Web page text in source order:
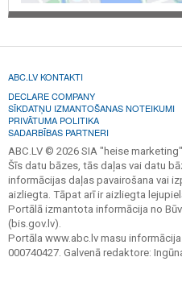
ABC.LV KONTAKTI
DECLARE COMPANY
SĪKDATŅU IZMANTOŠANAS NOTEIKUMI
PRIVĀTUMA POLITIKA
SADARBĪBAS PARTNERI
ABC.LV © 2026 SIA "heise
Šīs datu bāzes, tās daļas vai datu
informācijas daļas pavairošana vai
aizliegta. Tāpat arī ir aizliegta
Portālā izmantota informācija no
(bis.gov.lv).
Portāla www.abc.lv masu
000740427. Galvenā redaktore: